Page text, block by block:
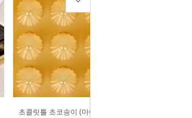
초콜릿틀 초코송이 (마이비몰드-05 버섯